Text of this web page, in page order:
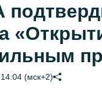
(мск+2)